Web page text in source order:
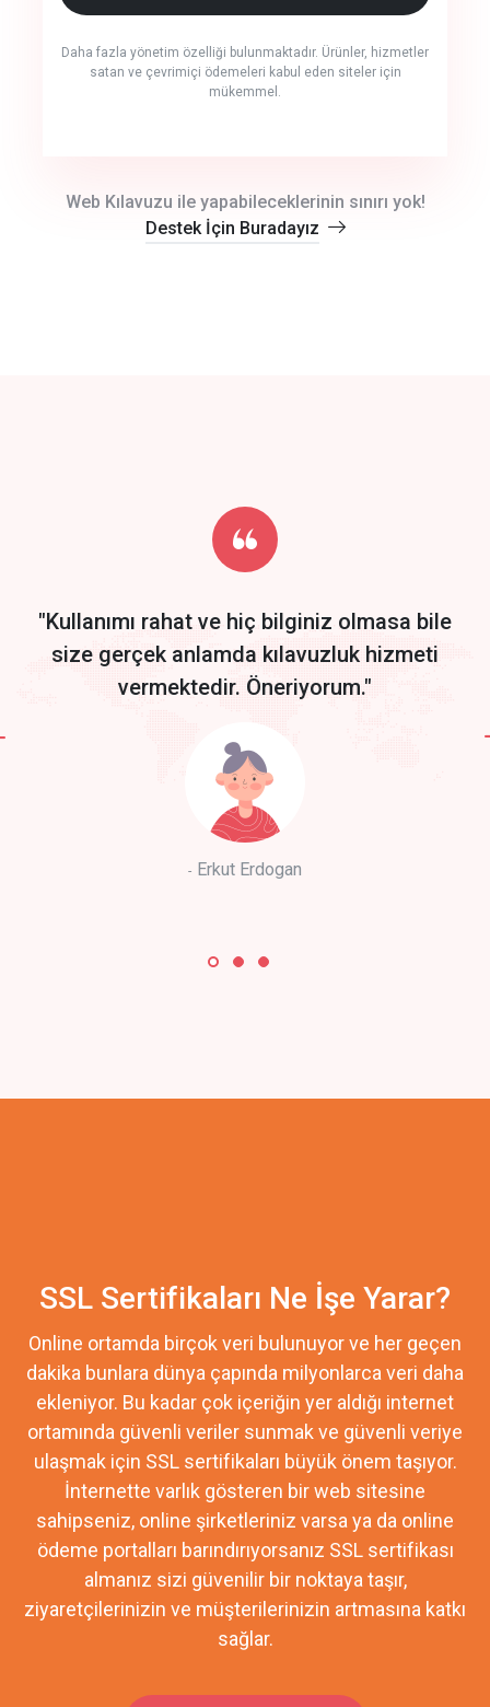
Daha fazla yönetim özelliği bulunmaktadır. Ürünler, hizmetler
satan ve çevrimiçi ödemeleri kabul eden siteler için
mükemmel.
Start by trying our service for 30 days free trial no credit card
required.
Web Kılavuzu ile yapabileceklerinin sınırı yok!
Destek İçin Buradayız
"Kullanımı rahat ve hiç bilginiz olmasa bile
size gerçek anlamda kılavuzluk hizmeti
vermektedir. Öneriyorum."
Erkut Erdogan
SSL Sertifikaları Ne İşe Yarar?
Online ortamda birçok veri bulunuyor ve her geçen
dakika bunlara dünya çapında milyonlarca veri daha
ekleniyor. Bu kadar çok içeriğin yer aldığı internet
ortamında güvenli veriler sunmak ve güvenli veriye
ulaşmak için SSL sertifikaları büyük önem taşıyor.
İnternette varlık gösteren bir web sitesine
sahipseniz, online şirketleriniz varsa ya da online
ödeme portalları barındırıyorsanız SSL sertifikası
almanız sizi güvenilir bir noktaya taşır,
ziyaretçilerinizin ve müşterilerinizin artmasına katkı
sağlar.